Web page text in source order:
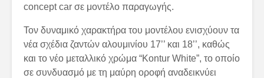
concept car σε μοντέλο παραγωγής.
Τον δυναμικό χαρακτήρα του μοντέλου ενισχύουν τα
νέα σχέδια ζαντών αλουμινίου 17’’ και 18’’, καθώς
και το νέο μεταλλικό χρώμα “Kontur White”, το οποίο
σε συνδυασμό με τη μαύρη οροφή αναδεικνύει